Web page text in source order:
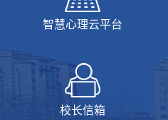
智慧心理云平台
校长信箱